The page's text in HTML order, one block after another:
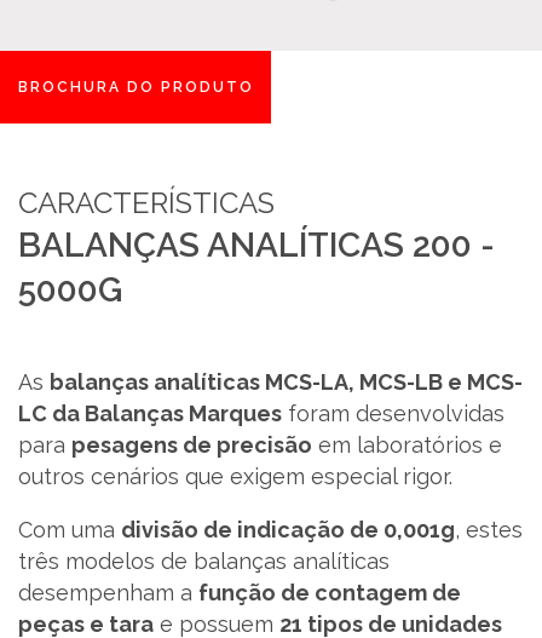
MARQUES ACADEMY
CONTACTOS
BLOG
LIVRO DE RECLAMAÇÕES
PT
BROCHURA DO PRODUTO
CARACTERÍSTICAS
BALANÇAS ANALÍTICAS 200 -
5000G
As balanças analíticas MCS-LA, MCS-LB e MCS-
LC da Balanças Marques foram desenvolvidas
para pesagens de precisão em laboratórios e
outros cenários que exigem especial rigor.
Com uma divisão de indicação de 0,001g, estes
três modelos de balanças analíticas
desempenham a função de contagem de
peças e tara e possuem 21 tipos de unidades